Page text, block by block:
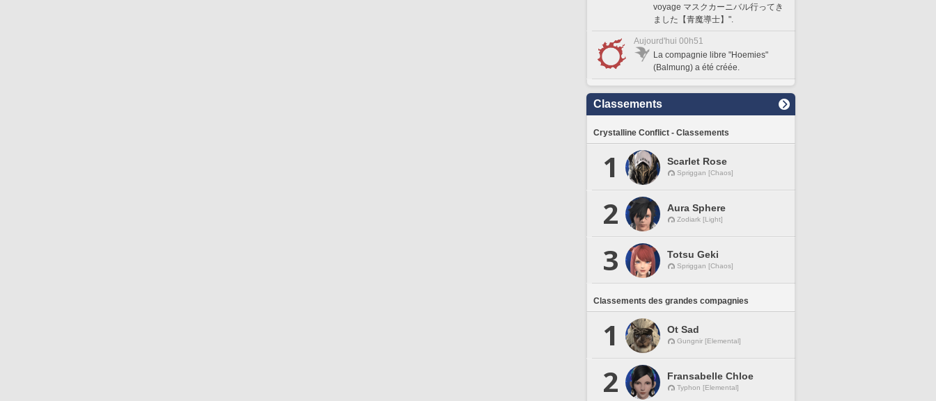
voyage マスクカーニバル行ってき
ました【青魔導士】".
Aujourd'hui 00h51
La compagnie libre "Hoemies"
(Balmung) a été créée.
Classements
Crystalline Conflict - Classements
1 Scarlet Rose
Spriggan [Chaos]
2 Aura Sphere
Zodiark [Light]
3 Totsu Geki
Spriggan [Chaos]
Classements des grandes compagnies
1 Ot Sad
Gungnir [Elemental]
2 Fransabelle Chloe
Typhon [Elemental]